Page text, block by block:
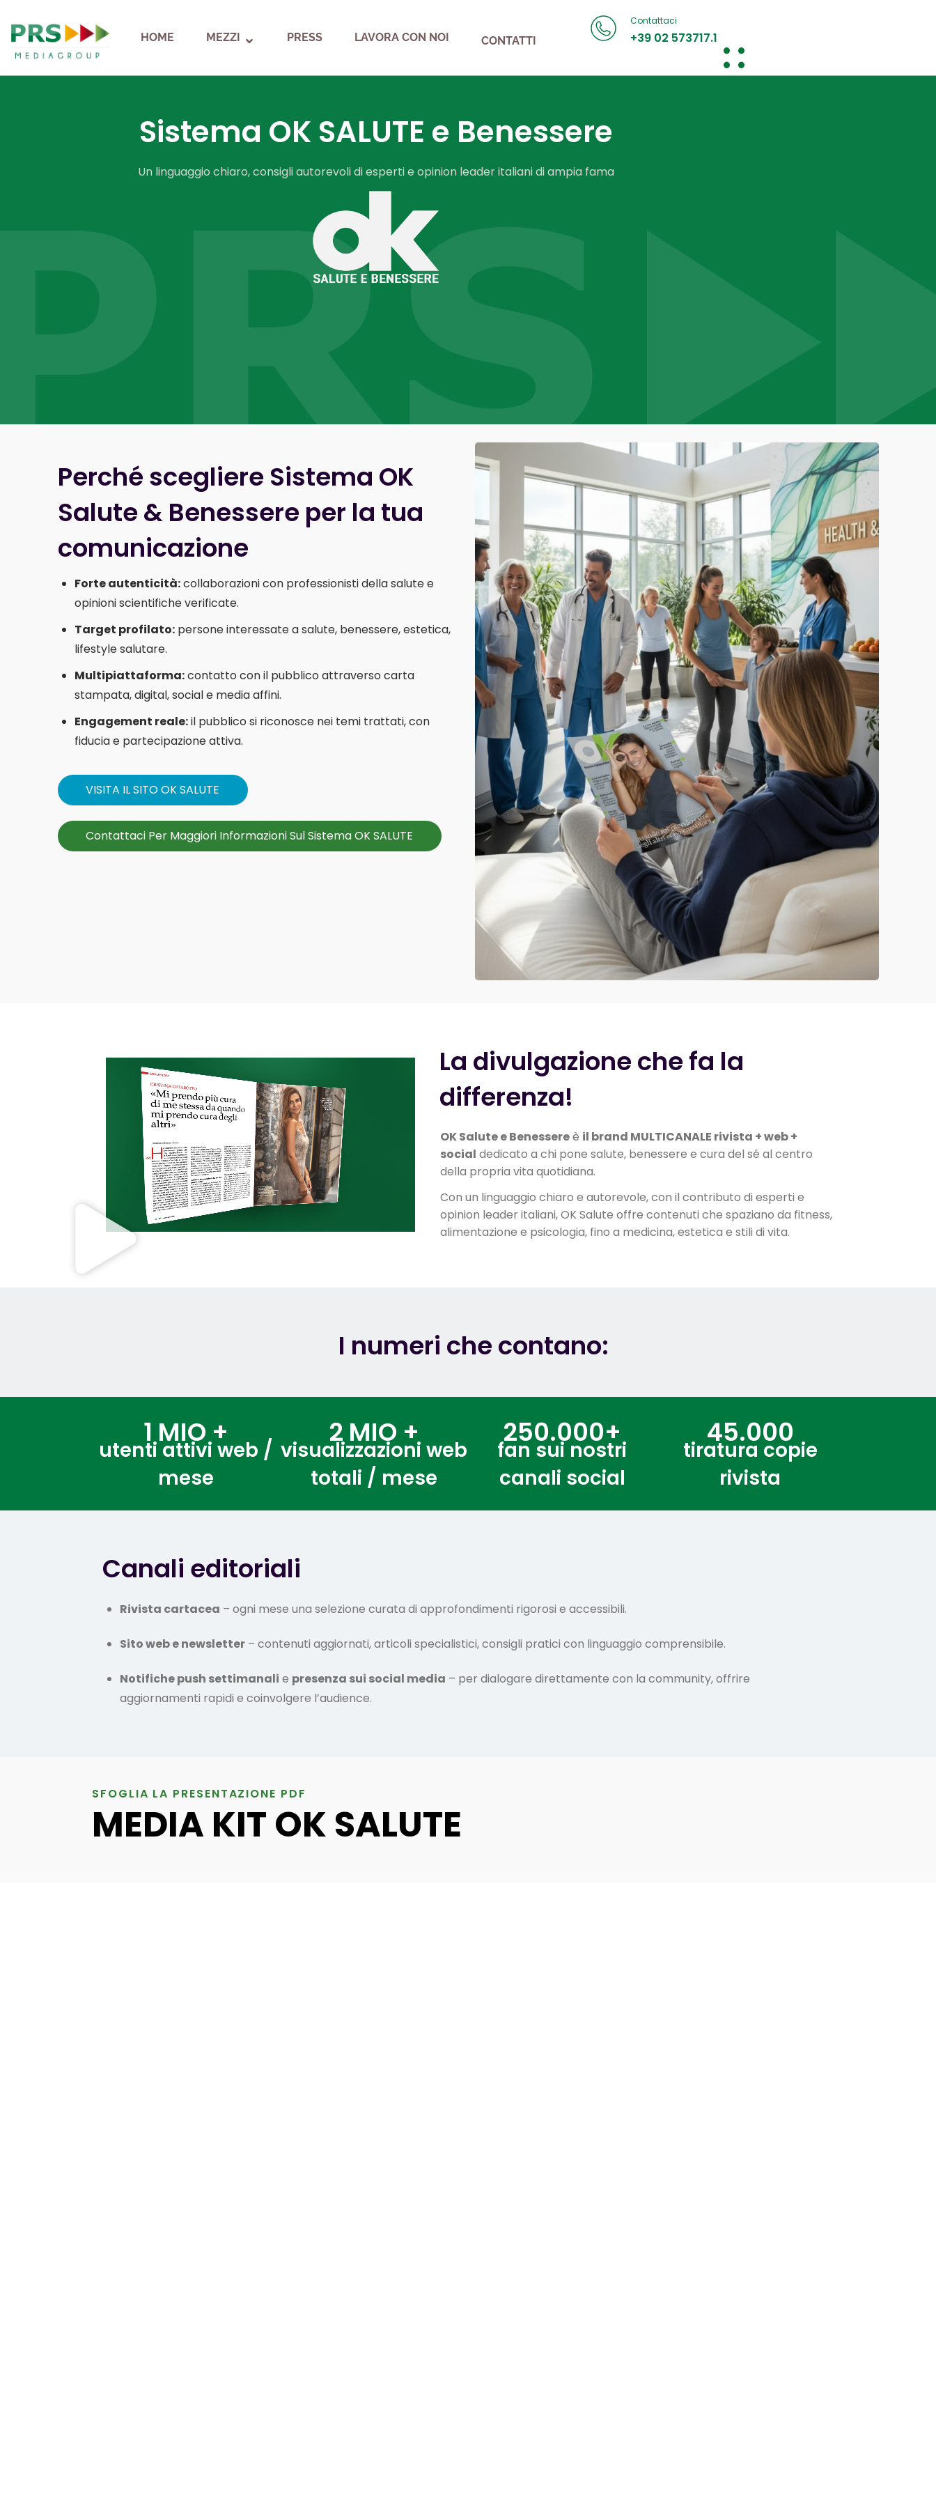
HOME MEZZI PRESS LAVORA CON NOI CONTATTI
Contattaci
+39 02 573717.1
Sistema OK SALUTE e Benessere
Un linguaggio chiaro, consigli autorevoli di esperti e opinion leader italiani di ampia fama
Perché scegliere Sistema OK
Salute & Benessere per la tua
comunicazione
Forte autenticità:collaborazioni con professionisti della salute e
opinioni scientifiche verificate.
Target profilato:persone interessate a salute, benessere, estetica,
lifestyle salutare.
Multipiattaforma:contatto con il pubblico attraverso carta
stampata, digital, social e media affini.
Engagement reale:il pubblico si riconosce nei temi trattati, con
fiducia e partecipazione attiva.
VISITA IL SITO OK SALUTE
Contattaci Per Maggiori Informazioni Sul Sistema OK SALUTE
La divulgazione che fa la
differenza!
OK Salute e Benessereè il brand MULTICANALE rivista + web +
social dedicato a chi pone salute, benessere e cura del sé al centro
della propria vita quotidiana.
Con un linguaggio chiaro e autorevole, con il contributo di esperti e
opinion leader italiani, OK Salute offre contenuti che spaziano da fitness,
alimentazione e psicologia, fino a medicina, estetica e stili di vita.
I numeri che contano:
1 MIO +
utenti attivi web /
mese
2 MIO +
visualizzazioni web
totali / mese
250.000+
fan sui nostri
canali social
45.000
tiratura copie
rivista
Canali editoriali
Rivista cartacea – ogni mese una selezione curata di approfondimenti rigorosi e accessibili.
Sito web e newsletter – contenuti aggiornati, articoli specialistici, consigli pratici con linguaggio comprensibile.
Notifiche push settimanali e presenza sui social media – per dialogare direttamente con la community, offrire
aggiornamenti rapidi e coinvolgere l’audience.
SFOGLIA LA PRESENTAZIONE PDF
MEDIA KIT OK SALUTE